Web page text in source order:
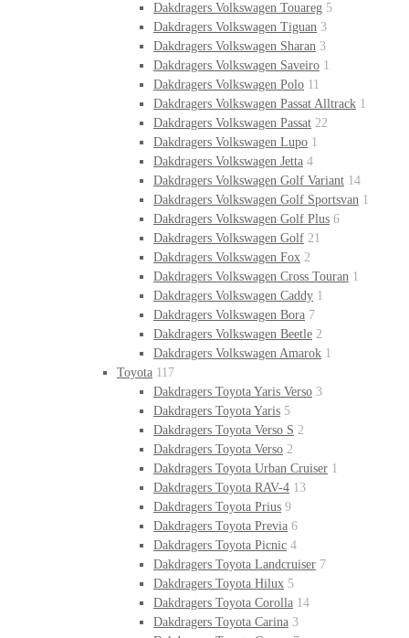
Dakdragers Volkswagen Touareg 5
Dakdragers Volkswagen Tiguan 3
Dakdragers Volkswagen Sharan 3
Dakdragers Volkswagen Saveiro 1
Dakdragers Volkswagen Polo 11
Dakdragers Volkswagen Passat Alltrack 1
Dakdragers Volkswagen Passat 22
Dakdragers Volkswagen Lupo 1
Dakdragers Volkswagen Jetta 4
Dakdragers Volkswagen Golf Variant 14
Dakdragers Volkswagen Golf Sportsvan 1
Dakdragers Volkswagen Golf Plus 6
Dakdragers Volkswagen Golf 21
Dakdragers Volkswagen Fox 2
Dakdragers Volkswagen Cross Touran 1
Dakdragers Volkswagen Caddy 1
Dakdragers Volkswagen Bora 7
Dakdragers Volkswagen Beetle 2
Dakdragers Volkswagen Amarok 1
Toyota 117
Dakdragers Toyota Yaris Verso 3
Dakdragers Toyota Yaris 5
Dakdragers Toyota Verso S 2
Dakdragers Toyota Verso 2
Dakdragers Toyota Urban Cruiser 1
Dakdragers Toyota RAV-4 13
Dakdragers Toyota Prius 9
Dakdragers Toyota Previa 6
Dakdragers Toyota Picnic 4
Dakdragers Toyota Landcruiser 7
Dakdragers Toyota Hilux 5
Dakdragers Toyota Corolla 14
Dakdragers Toyota Carina 3